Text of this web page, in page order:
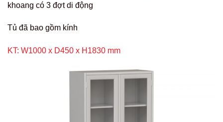
khoang có 3 đợt di động
Tủ đã bao gồm kính
KT: W1000 x D450 x H1830 mm